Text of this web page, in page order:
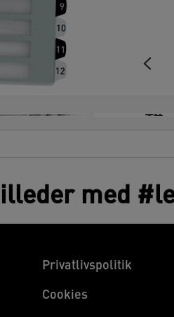
+4
med
Privatlivspolitik
Cookies